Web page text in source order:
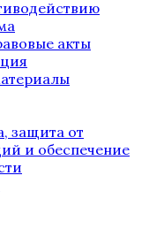
акты
защита от
и обеспечение